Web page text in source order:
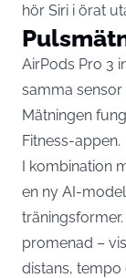
hör Siri i örat
AirPods Pro 3
samma sensor
Mätningen
Fitness-appen.
I kombination
en ny AI-
promenad –
distans, tempo